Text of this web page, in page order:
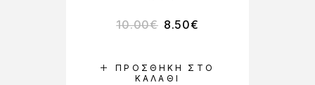
ΠΡΟΣΘΉΚΗ ΣΤΟ
ΚΑΛΆΘΙ
10.00€ 8.50€